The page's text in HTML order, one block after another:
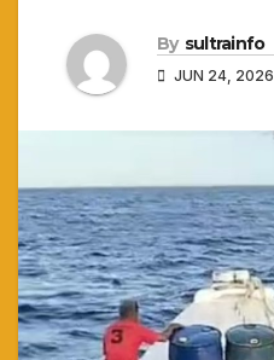
By sultrainfo
JUN 24, 2026